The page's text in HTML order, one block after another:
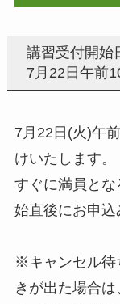
講習受付開始
7月22日午前
7月22日(火)午
けいたします。
すぐに満員と
始直後にお申込
※キャンセル待
きが出た場合